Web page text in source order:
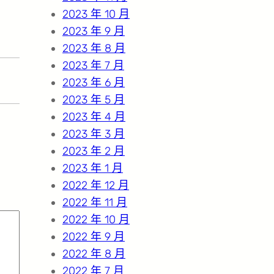
2023 年 10 月
2023 年 9 月
2023 年 8 月
2023 年 7 月
2023 年 6 月
2023 年 5 月
2023 年 4 月
2023 年 3 月
2023 年 2 月
2023 年 1 月
2022 年 12 月
2022 年 11 月
2022 年 10 月
2022 年 9 月
2022 年 8 月
2022 年 7 月